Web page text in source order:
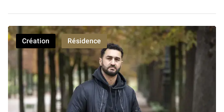
Création Résidence